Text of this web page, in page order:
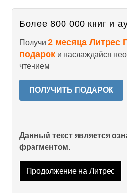
Более 800 000 книг и
Получи 2 месяца Литрес
подарок и наслаждайся
чтением
ПОЛУЧИТЬ ПОДАРОК
Данный текст является
фрагментом.
Продолжение на Литрес